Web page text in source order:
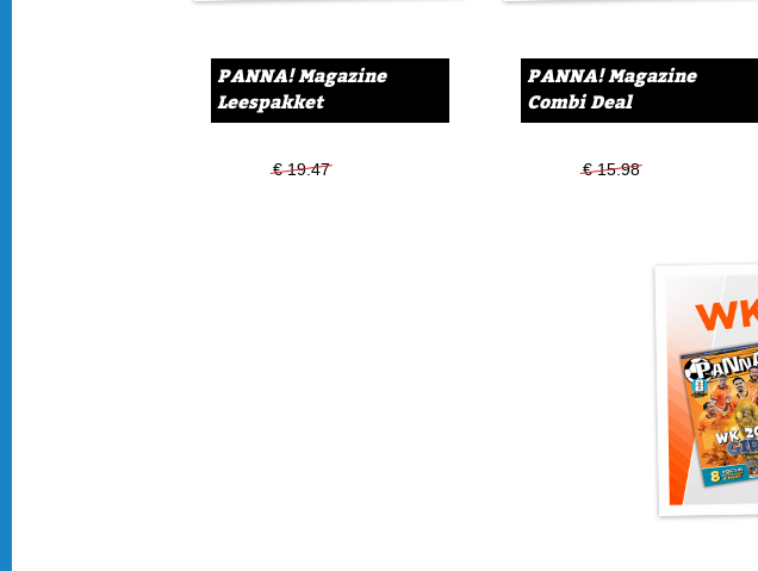
PANNA! Magazine
Leespakket
€ 19.47€ 14.99
PANNA! Magazine
Combi Deal
€ 15.98€ 12.99